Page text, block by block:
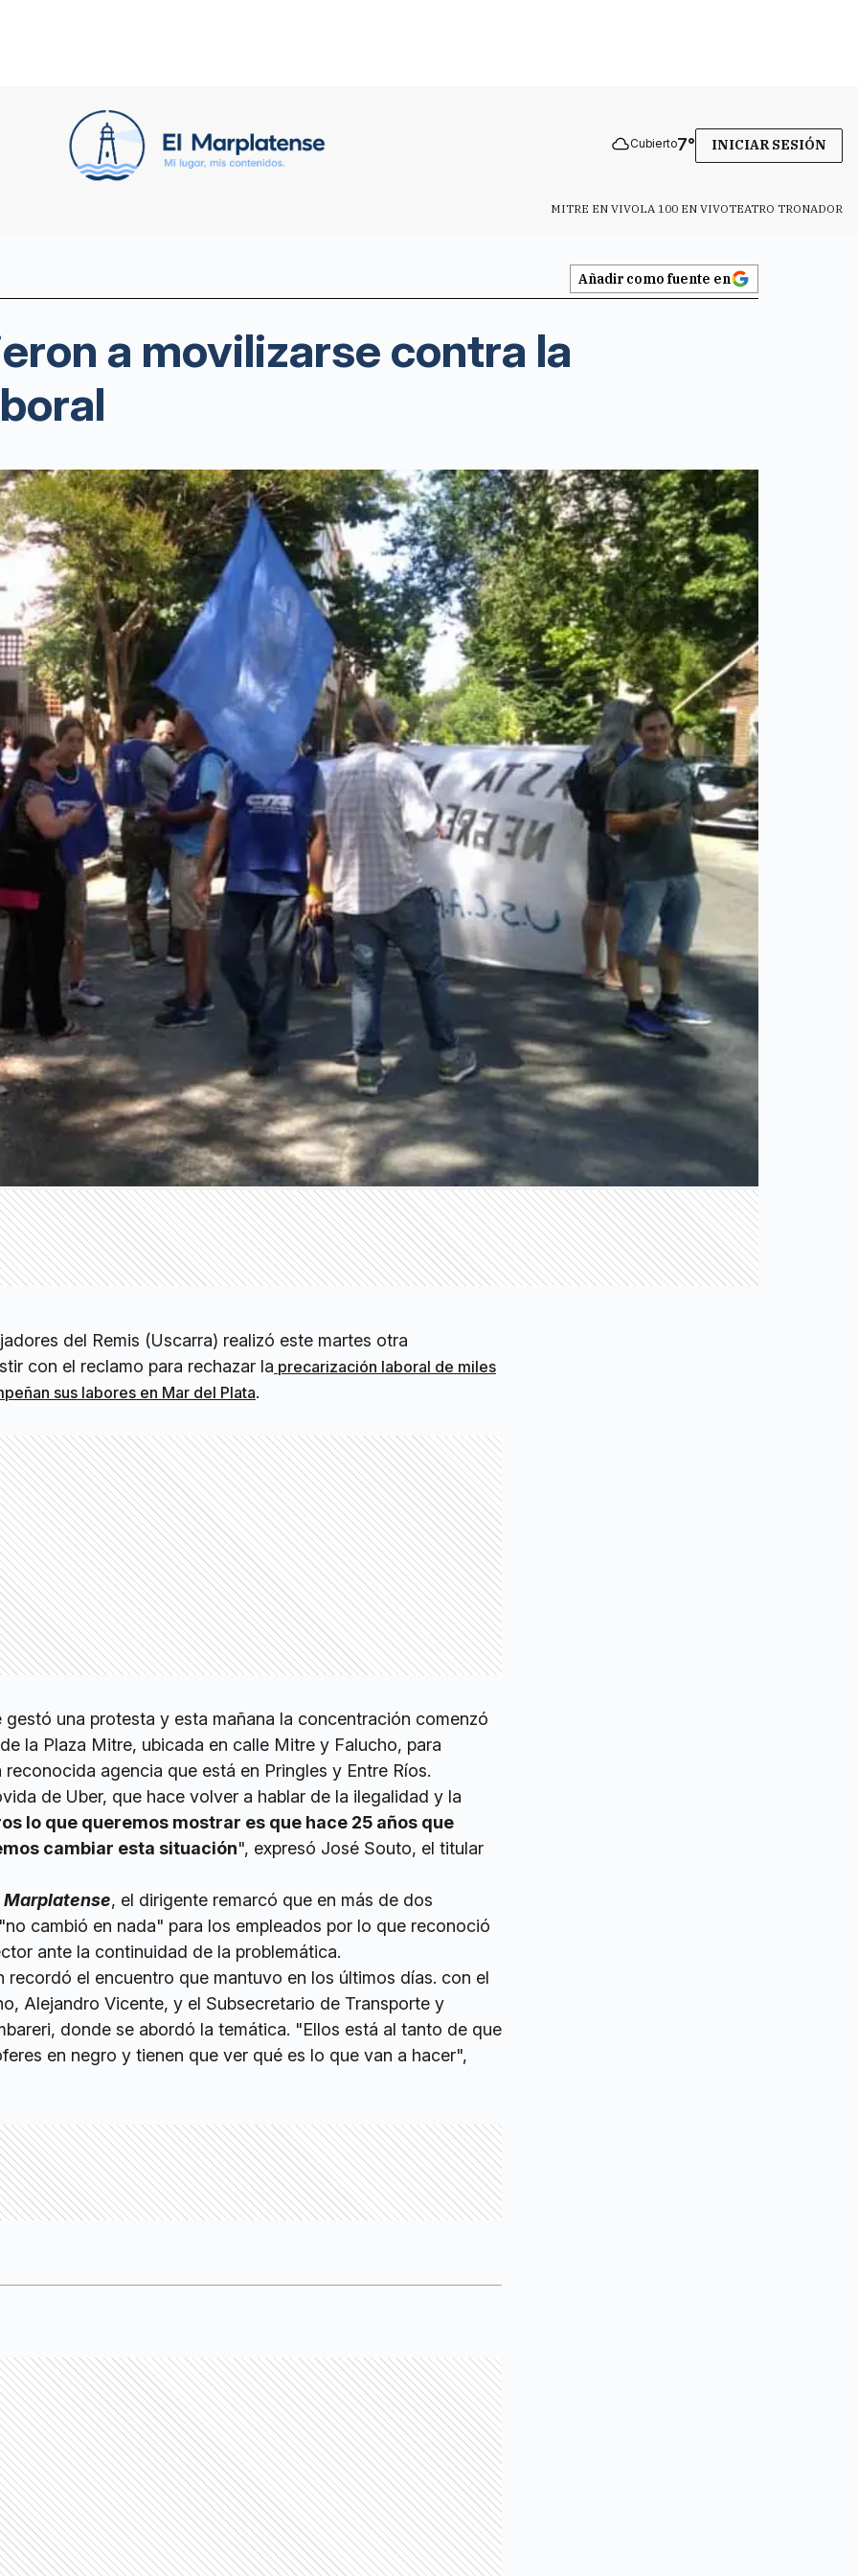
Cubierto7° INICIAR SESIÓN
MITRE EN VIVOLA 100 EN VIVOTEATRO TRONADOR
Añadir como fuente en
a movilizarse contra la
del Remis (Uscarra) realizó este martes otra
con el reclamo para rechazar la precarización laboral de miles
sus labores en Mar del Plata.
gestó una protesta y esta mañana la concentración comenzó
la Plaza Mitre, ubicada en calle Mitre y Falucho, para
agencia que está en Pringles y Entre Ríos.
de Uber, que hace volver a hablar de la ilegalidad y la
lo que queremos mostrar es que hace 25 años que
cambiar esta situación", expresó José Souto, el titular
, el dirigente remarcó que en más de dos
cambió en nada" para los empleados por lo que reconoció
ante la continuidad de la problemática.
recordó el encuentro que mantuvo en los últimos días. con el
Alejandro Vicente, y el Subsecretario de Transporte y
donde se abordó la temática. "Ellos está al tanto de que
en negro y tienen que ver qué es lo que van a hacer",